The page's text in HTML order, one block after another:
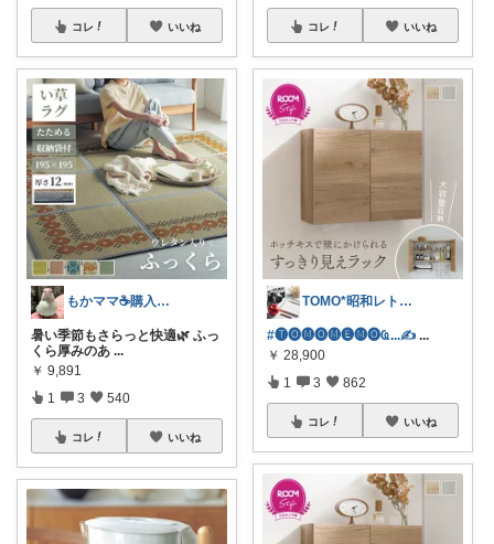
コレ いいね
もかママ☕️購入ありがとうございます💕
暑い季節もさらっと快適🌿 ふっ
くら厚みのあ ...
￥ 9,891
1 3 540
コレ いいね
コレ いいね
TOMO*昭和レトロ 📷🍎
#🅣🅞︎🅜🅞︎🅜🅔︎🅜🅞︎︎︎︎Ҩ...✍ ...
￥ 28,900
1 3 862
コレ いいね